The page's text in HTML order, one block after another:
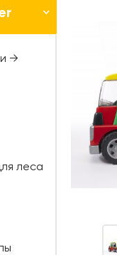
→
леса